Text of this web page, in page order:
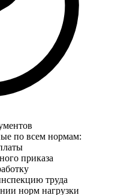
по всем нормам:
приказа
труда
норм нагрузки